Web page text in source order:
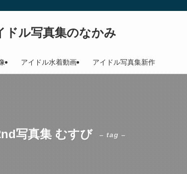
ドル写真集のなかみ
アイドル水着動画 アイドル写真集新作
写真集 むすび – tag –